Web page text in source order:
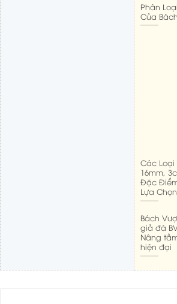
Phân
Của
Các Loại
16mm,
Đặc
Lựa Chọn
Bách
giả đá
Nâng
hiện đại